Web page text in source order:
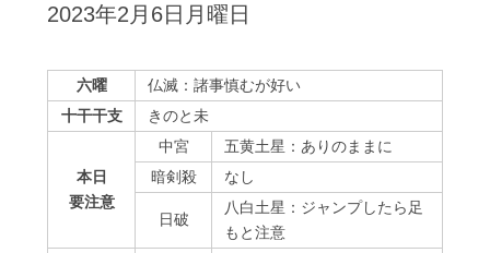
2023年2月6日月曜日
六曜
仏滅：諸事慎むが好い
十干干支
きのと未
本日
要注意
中宮
五黄土星：ありのままに
暗剣殺
なし
⽇破
八白土星：ジャンプしたら足
もと注意